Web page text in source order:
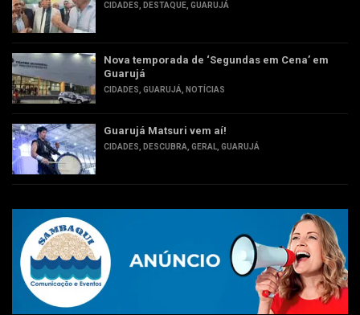
CIDADES DESTAQUE GUARUJÁ
Nova temporada de ‘Segundas em Cena’ em
Guarujá
CIDADES GUARUJÁ NOTÍCIAS
Guarujá Matsuri vem aí!
CIDADES DESCUBRA GERAL GUARUJÁ